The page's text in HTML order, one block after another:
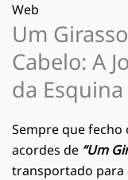
Web
Um
Cabelo: A
da Esquina
Sempre que
acordes de “Um
transportado para